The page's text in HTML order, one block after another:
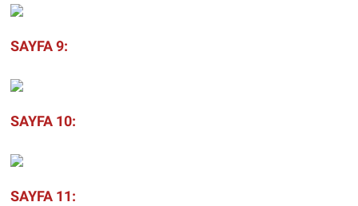
SAYFA 9:
SAYFA 10:
SAYFA 11: